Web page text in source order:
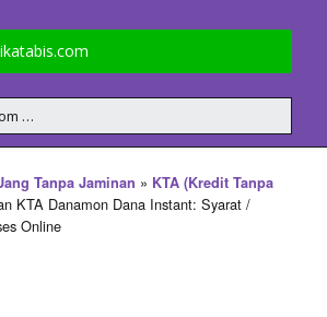
Tanpa Jaminan » KTA (Kredit Tanpa
KTA Danamon Dana Instant: Syarat /
Online